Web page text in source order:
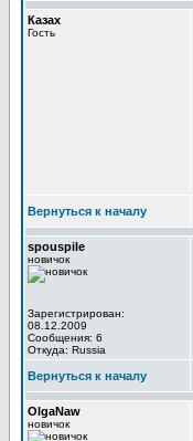
Казах
Гость
Вернуться к началу
spouspile
новичок
Зарегистрирован:
08.12.2009
Сообщения: 6
Откуда: Russia
Вернуться к началу
OlgaNaw
новичок